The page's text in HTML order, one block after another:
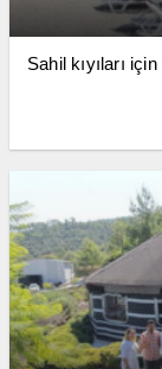
Sahil kıyıları